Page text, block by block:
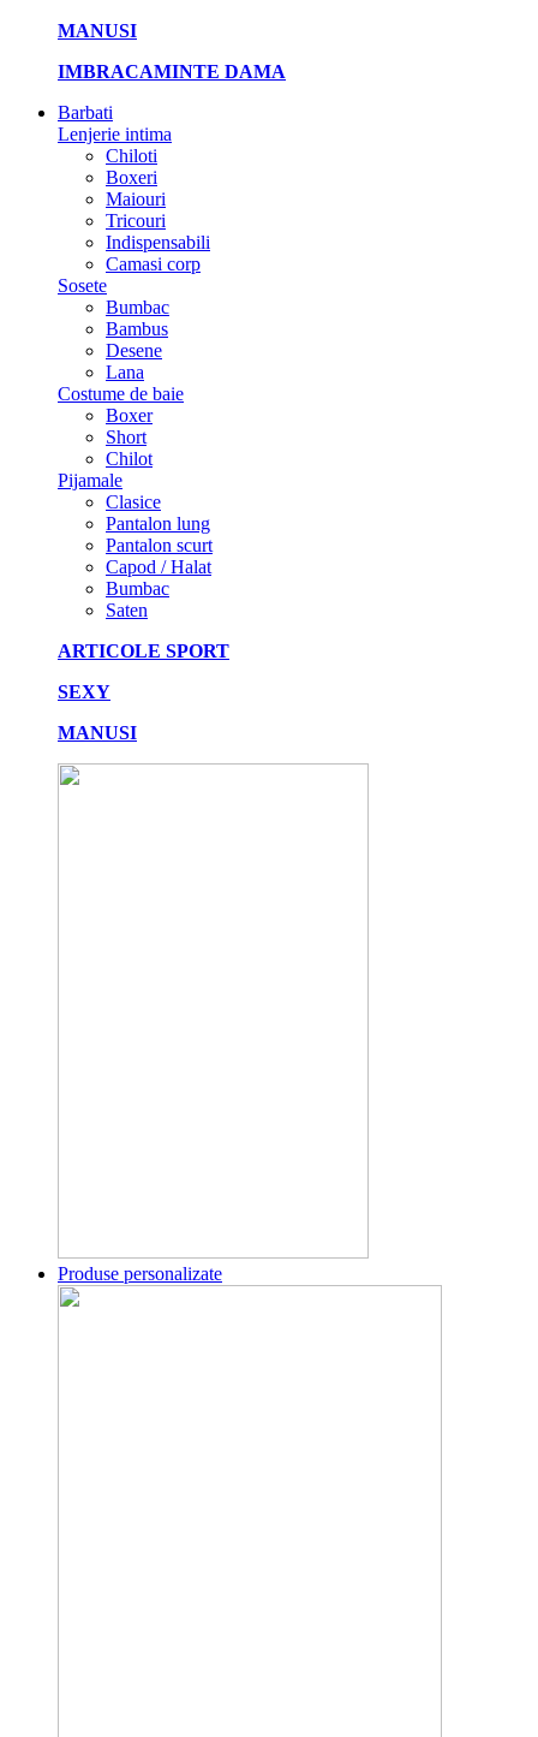
MANUSI
IMBRACAMINTE DAMA
Barbati
Lenjerie intima
Chiloti
Boxeri
Maiouri
Tricouri
Indispensabili
Camasi corp
Sosete
Bumbac
Bambus
Desene
Lana
Costume de baie
Boxer
Short
Chilot
Pijamale
Clasice
Pantalon lung
Pantalon scurt
Capod / Halat
Bumbac
Saten
ARTICOLE SPORT
SEXY
MANUSI
Produse personalizate